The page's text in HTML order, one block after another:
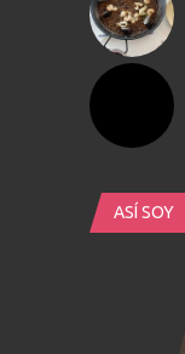
ASÍ SOY